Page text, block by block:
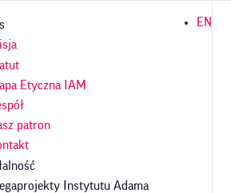
Etyczna IAM
patron
Instytutu Adama
EN